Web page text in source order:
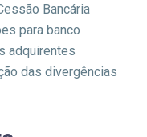
Bancária
para banco
adquirentes
das divergências